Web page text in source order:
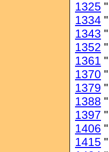
1325 "
1334 "
1343 "
1352 "
1361 "
1370 "
1379 "
1388 "
1397 "
1406 "
1415 "